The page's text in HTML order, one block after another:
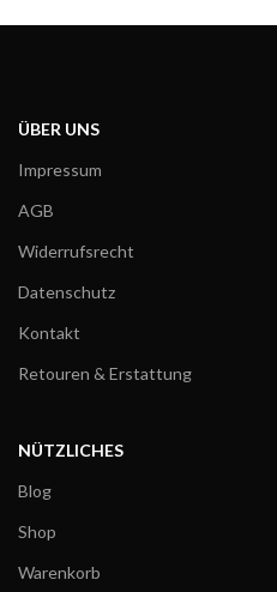
ÜBER UNS
Impressum
AGB
Widerrufsrecht
Datenschutz
Kontakt
Retouren & Erstattung
NÜTZLICHES
Blog
Shop
Warenkorb